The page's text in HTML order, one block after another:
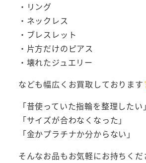
・リング
・ネックレス
・ブレスレット
・片方だけのピアス
・壊れたジュエリー
なども幅広くお買取しております
「昔使っていた指輪を整理したい」
「サイズが合わなくなった」
「金かプラチナか分からない」
そんなお品もお気軽にお持ちくだ